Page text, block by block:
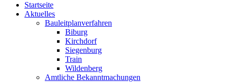
Startseite
Aktuelles
Bauleitplanverfahren
Biburg
Kirchdorf
Siegenburg
Train
Wildenberg
Amtliche Bekanntmachungen